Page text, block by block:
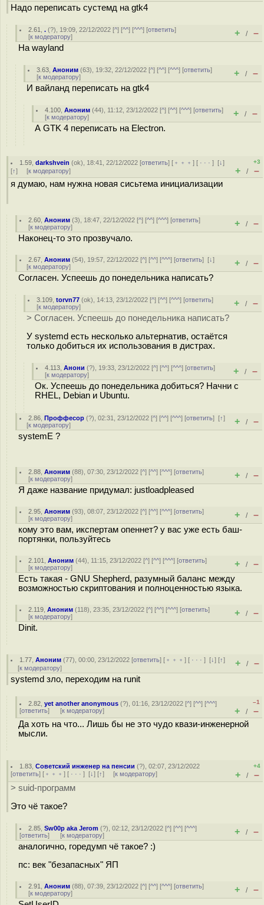
Надо переписать сустемд на gtk4
2.61 ,. (?), 19:09, 22/12/2022 [^] [^^] [^^^] [ответить]
[к модератору] + / –
На wayland
3.63 ,Аноним (63), 19:32, 22/12/2022 [^] [^^] [^^^] [ответить]
[к модератору] + / –
И вайланд переписать на gtk4
4.100 ,Аноним (44), 11:12, 23/12/2022 [^] [^^] [^^^] [ответить]
[к модератору] + / –
А GTK 4 переписать на Electron.
1.59 ,darkshvein (ok), 18:41, 22/12/2022 [ответить] [ ﹢﹢﹢] [ · · ·][↓]
[↑] [к модератору]
+3
+ / –
я думаю, нам нужна новая сисьтема инициализации
2.60 ,Аноним (3), 18:47, 22/12/2022 [^] [^^] [^^^] [ответить]
[к модератору] + / –
Наконец-то это прозвучало.
2.67 ,Аноним (54), 19:57, 22/12/2022 [^] [^^] [^^^] [ответить][↓]
[к модератору] + / –
Согласен. Успеешь до понедельника написать?
3.109 ,torvn77 (ok), 14:13, 23/12/2022 [^] [^^] [^^^] [ответить]
[к модератору] + / –
> Согласен. Успеешь до понедельника написать?
У systemd есть несколько альтернатив, остаётся
только добиться их использования в дистрах.
4.113 ,Анони (?), 19:33, 23/12/2022 [^] [^^] [^^^] [ответить]
[к модератору] + / –
Ок. Успеешь до понедельника добиться? Начни с
RHEL, Debian и Ubuntu.
2.86 ,Проффесор (?), 02:31, 23/12/2022 [^] [^^] [^^^] [ответить][↑]
[к модератору] + / –
systemE ?
2.88 ,Аноним (88), 07:30, 23/12/2022 [^] [^^] [^^^] [ответить]
[к модератору] + / –
Я даже название придумал: justloadpleased
2.95 ,Аноним (93), 08:07, 23/12/2022 [^] [^^] [^^^] [ответить]
[к модератору] + / –
кому это вам, икспертам опеннет? у вас уже есть баш-
портянки, пользуйтесь
2.101 ,Аноним (44), 11:15, 23/12/2022 [^] [^^] [^^^] [ответить]
[к модератору] + / –
Есть такая - GNU Shepherd, разумный баланс между
возможностью скриптования и полноценностью языка.
2.119 ,Аноним (118), 23:35, 23/12/2022 [^] [^^] [^^^] [ответить]
[к модератору] + / –
Dinit.
1.77 ,Аноним (77), 00:00, 23/12/2022 [ответить] [ ﹢﹢﹢] [ · · ·][↓] [↑]
[к модератору] + / –
systemd зло, переходим на runit
2.82 ,yet another anonymous (?), 01:16, 23/12/2022 [^] [^^] [^^^]
[ответить] [к модератору]
–1
+ / –
Да хоть на что... Лишь бы не это чудо квази-инженерной
мысли.
1.83 ,Советский инженер на пенсии (?), 02:07, 23/12/2022
[ответить] [ ﹢﹢﹢ ] [ · · · ] [↓] [↑] [к модератору]
+4
+ / –
> suid-программ
Это чё такое?
2.85 ,Sw00p aka Jerom (?), 02:12, 23/12/2022 [^] [^^] [^^^]
[ответить] [к модератору] + / –
аналогично, горедумп чё такое? :)
пс: век "безапасных" ЯП
2.91 ,Аноним (88), 07:39, 23/12/2022 [^] [^^] [^^^] [ответить]
[к модератору] + / –